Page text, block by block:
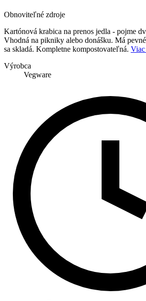
Obnoviteľné zdroje
Kartónová krabica na prenos jedla - pojme
Vhodná na pikniky alebo donášku. Má
sa skladá. Kompletne kompostovateľná.
Výrobca
Vegware